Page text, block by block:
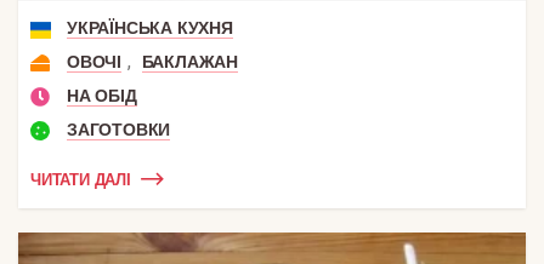
УКРАЇНСЬКА КУХНЯ
ОВОЧІ ,
БАКЛАЖАН
НА ОБІД
ЗАГОТОВКИ
ЧИТАТИ ДАЛІ